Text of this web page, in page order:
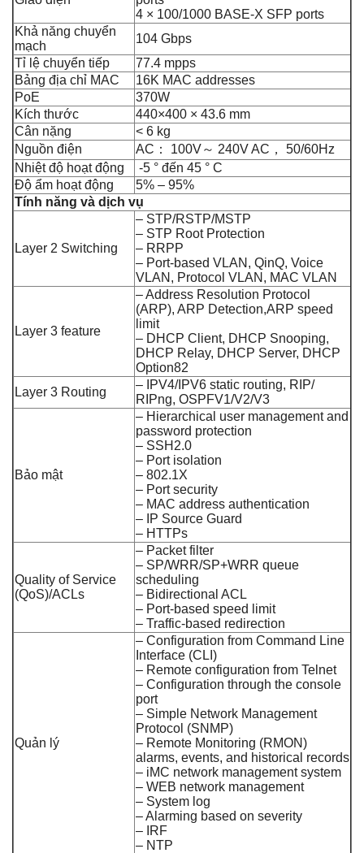
4 × 100/1000 BASE-X SFP ports
Khả năng chuyển
mạch
104 Gbps
Tỉ lệ chuyển tiếp
77.4 mpps
Bảng địa chỉ MAC
16K MAC addresses
PoE
370W
Kích thước
440×400 × 43.6 mm
Cân nặng
< 6 kg
Nguồn điện
AC： 100V～ 240V AC， 50/60Hz
Nhiệt độ hoạt động
-5 ° đến 45 ° C
Độ ẩm hoạt động
5% – 95%
Tính năng và dịch vụ
Layer 2 Switching
– STP/RSTP/MSTP
– STP Root Protection
– RRPP
– Port-based VLAN, QinQ, Voice
VLAN, Protocol VLAN, MAC VLAN
Layer 3 feature
– Address Resolution Protocol
(ARP), ARP Detection,ARP speed
limit
– DHCP Client, DHCP Snooping,
DHCP Relay, DHCP Server, DHCP
Option82
Layer 3 Routing
– IPV4/IPV6 static routing, RIP/
RIPng, OSPFV1/V2/V3
Bảo mật
– Hierarchical user management and
password protection
– SSH2.0
– Port isolation
– 802.1X
– Port security
– MAC address authentication
– IP Source Guard
– HTTPs
Quality of Service
(QoS)/ACLs
– Packet filter
– SP/WRR/SP+WRR queue
scheduling
– Bidirectional ACL
– Port-based speed limit
– Traffic-based redirection
Quản lý
– Configuration from Command Line
Interface (CLI)
– Remote configuration from Telnet
– Configuration through the console
port
– Simple Network Management
Protocol (SNMP)
– Remote Monitoring (RMON)
alarms, events, and historical records
– iMC network management system
– WEB network management
– System log
– Alarming based on severity
– IRF
– NTP